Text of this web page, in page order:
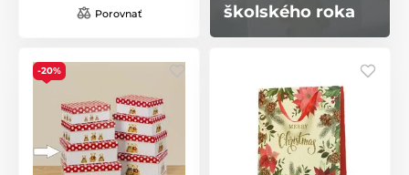
Porovnať
školského roka
-20%